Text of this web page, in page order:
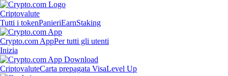
Criptovalute
Tutti i tokenPanieriEarnStaking
Crypto.com AppPer tutti gli utenti
Inizia
CriptovaluteCarta prepagata VisaLevel Up